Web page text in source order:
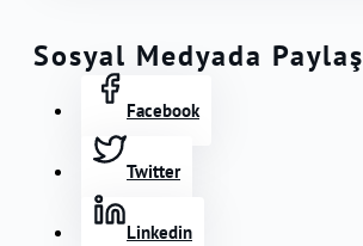
Sosyal Medyada Paylaş
Facebook
Twitter
Linkedin